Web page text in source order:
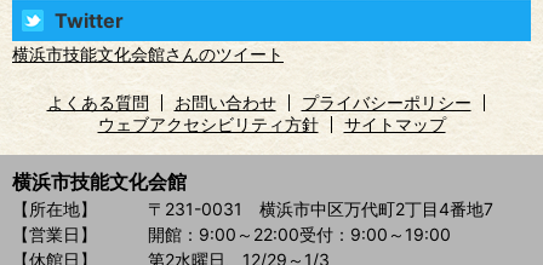
Twitter
横浜市技能文化会館さんのツイート
よくある質問 お問い合わせ
プライバシーポリシー
ウェブアクセシビリティ方針
サイトマップ
横浜市技能文化会館
【所在地】
〒231-0031 横浜市中区万代町2丁目4番地7
【営業日】
開館：9:00～22:00受付：9:00～19:00
【休館日】
第2水曜日、12/29～1/3